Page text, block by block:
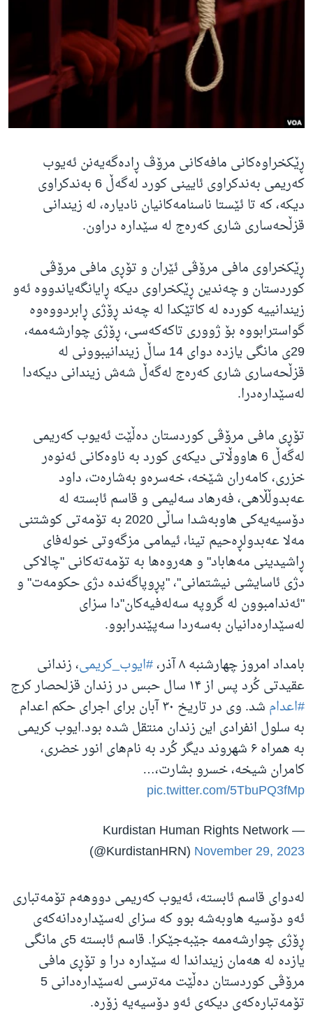
ژیان لە فەرهەنگدا
Learning English
زمانه‌کان
ڕێکخراوەکانی مافەکانی مرۆڤ ڕادەگەیەنن ئەیوب
کەریمی بەندکراوی ئایینی کورد لەگەڵ 6 بەندکراوی
دیکە، کە تا ئێستا ناسنامەکانیان نادیارە، لە زیندانی
قزڵحەساری شاری کەرەج لە سێدارە دراون.
ڕێکخراوی مافی مرۆڤی ئێران و تۆڕی مافی مرۆڤی
کوردستان و چەندین ڕێکخراوی دیکە ڕایانگەیاندووە ئەو
زیندانییە کوردە لە کاتێکدا لە چەند ڕۆژی ڕابردووەوە
گواسترابووە بۆ ژووری تاکەکەسی، ڕۆژی چوارشەممە،
29ی مانگی یازدە دوای 14 ساڵ زیندانیبوونی لە
قزڵحەساری شاری کەرەج لەگەڵ شەش زیندانی دیکەدا
لەسێدارەدرا.
تۆڕی مافی مرۆڤی کوردستان دەڵێت ئەیوب کەریمی
لەگەڵ 6 هاووڵاتی دیکەی کورد بە ناوەکانی ئەنوەر
خزری، کامەران شێخە، خەسرەو بەشارەت، داود
عەبدوڵڵاهی، فەرهاد سەلیمی و قاسم ئابستە لە
دۆسیەیەکی هاوبەشدا ساڵی 2020 بە تۆمەتی کوشتنی
مەلا عەبدولڕەحیم تینا، ئیمامی مزگەوتی خولەفای
ڕاشیدینی مەهاباد" و هەروەها بە تۆمەتەکانی "چالاکی
دژی ئاسایشی نیشتمانی"، "پڕوپاگەندە دژی حکومەت" و
"ئەندامبوون لە گروپە سەلەفیەکان"دا سزای
لەسێدارەدانیان بەسەردا سەپێندرابوو.
بامداد امروز چهارشنبه ۸ آذر،
#ایوب_کریمی، زندانی
عقیدتی کُرد پس از ۱۴ سال حبس در زندان قزلحصار کرج
#اعدام
شد. وی در تاریخ ۳۰ آبان برای اجرای حکم اعدام
به سلول انفرادی این زندان منتقل شده بود.ایوب کریمی
به همراه ۶ شهروند دیگر کُرد به نام‌های انور خضری،
کامران شیخه، خسرو بشارت،…
pic.twitter.com/5TbuPQ3fMp
— Kurdistan Human Rights Network
(@KurdistanHRN) November 29, 2023
لەدوای قاسم ئابستە، ئەیوب کەریمی دووهەم تۆمەتباری
ئەو دۆسیە هاوبەشە بوو کە سزای لەسێدارەدانەکەی
ڕۆژی چوارشەممە جێبەجێکرا. قاسم ئابستە 5ی مانگی
یازدە لە هەمان زینداندا لە سێدارە درا و تۆڕی مافی
مرۆڤی کوردستان دەڵێت مەترسی لەسێدارەدانی 5
تۆمەتبارەکەی دیکەی ئەو دۆسیەیە زۆرە.